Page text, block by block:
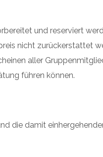
und reserviert
nicht zurückerstattet
aller
führen können.
die damit